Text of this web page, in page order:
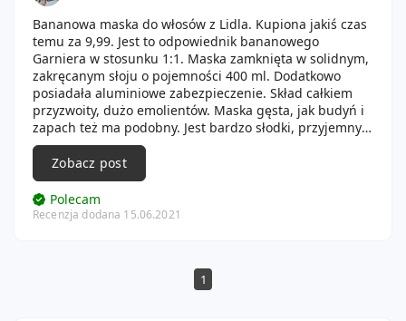
Bananowa maska do włosów z Lidla. Kupiona jakiś czas
temu za 9,99. Jest to odpowiednik bananowego
Garniera w stosunku 1:1. Maska zamknięta w solidnym,
zakręcanym słoju o pojemności 400 ml. Dodatkowo
posiadała aluminiowe zabezpieczenie. Skład całkiem
przyzwoity, dużo emolientów. Maska gęsta, jak budyń i
zapach też ma podobny. Jest bardzo słodki, przyjemny
nie chemiczny. Bardzo dobrze dociążała moje włosy,
sprawiała że były miękkie i gładkie. Lubiłam już używać
do chelatowania włosów, ponieważ ma bezpieczny
skład dla skóry głowy. Dla mnie ten odpowiednik jest
korzystniejszy cenowo, chętnie kupiłabym ją ponownie.
Zobacz post
Polecam
Recenzja dodana 15.06.2021
1